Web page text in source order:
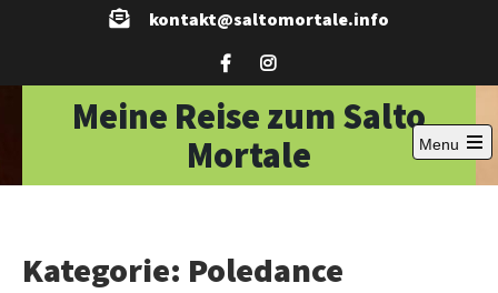
kontakt@saltomortale.info
Meine Reise zum Salto
Mortale
Menu
Open
Kategorie: Poledance